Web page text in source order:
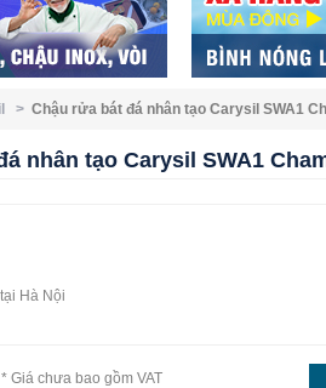
> Chậu rửa bát đá nhân tạo Carysil SWA1
nhân tạo Carysil SWA1
Hà Nội
* Giá chưa bao gồm VAT